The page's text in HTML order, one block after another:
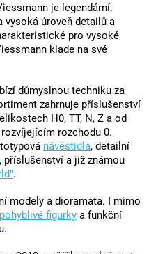
je legendární.
vysoká úroveň detailů a
pro vysoké
klade na své
důmyslnou techniku za
zahrnuje příslušenství
H0, TT, N, Z a od
rozchodu 0.
návěstidla, detailní
, příslušenství a již známou
.
modely a dioramata. I mimo
pohyblivé figurky a funkční